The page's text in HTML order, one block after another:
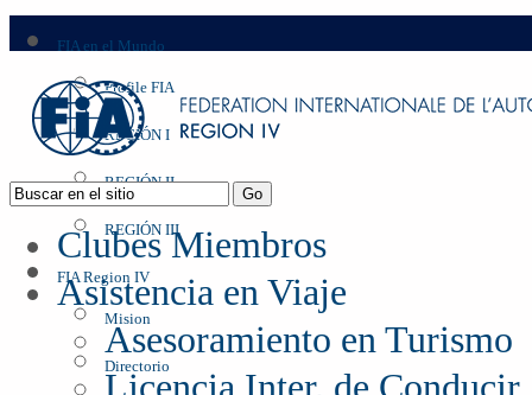
FIA en el Mundo
Profile FIA
REGIÓN I
REGIÓN II
REGIÓN III
FIA Region IV
Mision
Directorio
Clubes Miembros
Asistencia en Viaje
Asesoramiento en Turismo